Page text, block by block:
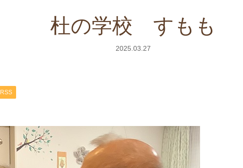
杜の学校 すもも
2025.03.27
RSS